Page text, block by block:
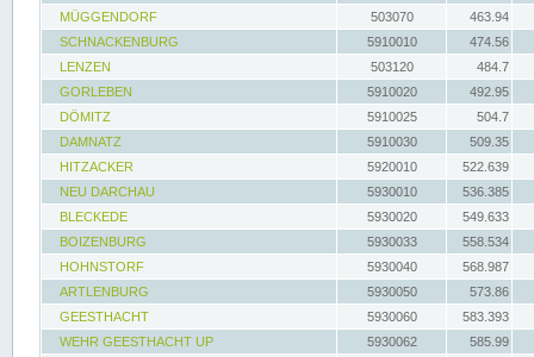
MÜGGENDORF
503070
463.94
SCHNACKENBURG
5910010
474.56
LENZEN
503120
484.7
GORLEBEN
5910020
492.95
DÖMITZ
5910025
504.7
DAMNATZ
5910030
509.35
HITZACKER
5920010
522.639
NEU DARCHAU
5930010
536.385
BLECKEDE
5930020
549.633
BOIZENBURG
5930033
558.534
HOHNSTORF
5930040
568.987
ARTLENBURG
5930050
573.86
GEESTHACHT
5930060
583.393
WEHR GEESTHACHT UP
5930062
585.99